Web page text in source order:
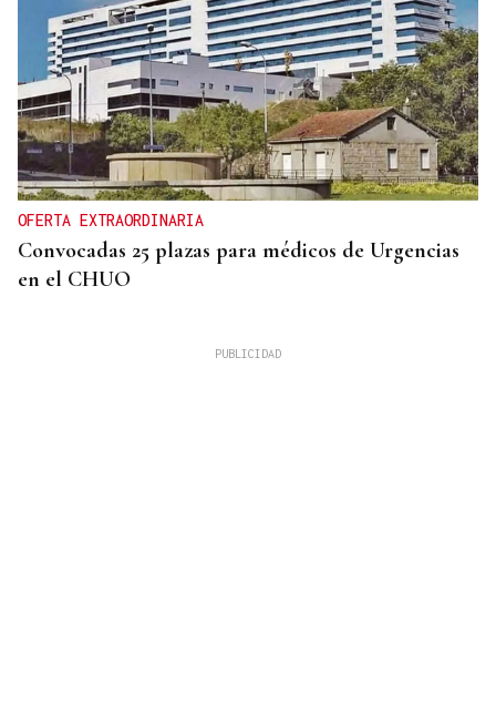
OFERTA EXTRAORDINARIA
Convocadas 25 plazas para médicos de Urgencias
en el CHUO